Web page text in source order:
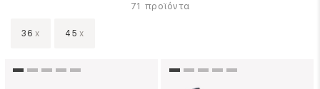
71 προϊόντα
36 x 45 x